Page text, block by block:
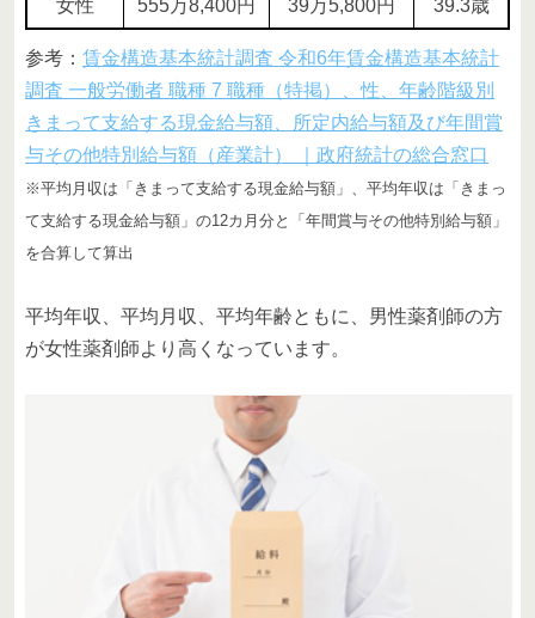
女性 555万8,400円 39万5,800円 39.3歳
参考： 賃金構造基本統計調査 令和6年賃金構造基本統計
調査 一般労働者 職種 7 職種（特掲）、性、年齢階級別
きまって支給する現金給与額、所定内給与額及び年間賞
与その他特別給与額（産業計） ｜政府統計の総合窓口
※平均月収は「きまって支給する現金給与額」、平均年収は「きまっ
て支給する現金給与額」の12カ月分と「年間賞与その他特別給与額」
を合算して算出
平均年収、平均月収、平均年齢ともに、男性薬剤師の方
が女性薬剤師より高くなっています。